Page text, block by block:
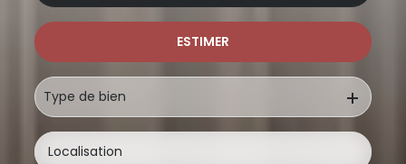
De l'immo pro
ESTIMER
Type de bien